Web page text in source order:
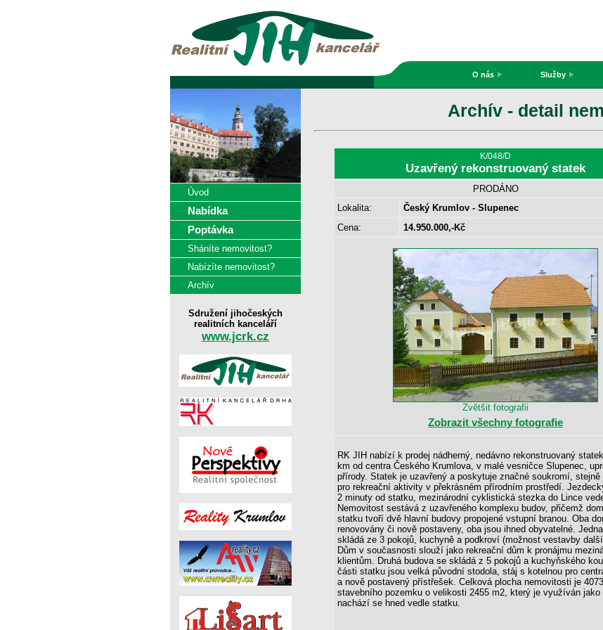
Úvod
Nabídka
Poptávka
Sháníte nemovitost?
Nabízíte nemovitost?
Archív
Sdružení jihočeských
realitních kanceláří
www.jcrk.cz
Archív - detail
K/048/D
Uzavřený rekonstruovaný statek
PRODÁNO
Lokalita:
Český Krumlov - Slupenec
Cena:
14.950.000,-Kč
Zvětšit fotografii
Zobrazit všechny fotografie
RK JIH nabízí k prodej nádherný, nedávno rekonstruovaný
km od centra Českého Krumlova, v malé vesničce Slupenec,
přírody. Statek je uzavřený a poskytuje značné soukromí, stejně
pro rekreační aktivity v překrásném přírodním prostředí.
2 minuty od statku, mezinárodní cyklistická stezka do Lince
Nemovitost sestává z uzavřeného komplexu budov, přičemž
statku tvoří dvě hlavní budovy propojené vstupní branou. Oba
renovovány či nově postaveny, oba jsou ihned obyvatelné.
skládá ze 3 pokojů, kuchyně a podkroví (možnost vestavby
Dům v současnosti slouží jako rekreační dům k pronájmu
klientům. Druhá budova se skládá z 5 pokojů a kuchyňského
části statku jsou velká původní stodola, stáj s kotelnou pro
a nově postavený přístřešek. Celková plocha nemovitosti je
stavebního pozemku o velikosti 2455 m2, který je využíván jako
nachází se hned vedle statku.
O nás Služby